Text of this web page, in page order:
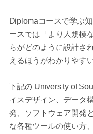
Diplomaコースで学ぶ
ースでは「より大規模
らがどのように設計さ
えるほうがわかりやす
下記の University of
イスデザイン、データ
発、ソフトウェア開発
な各種ツールの使い方